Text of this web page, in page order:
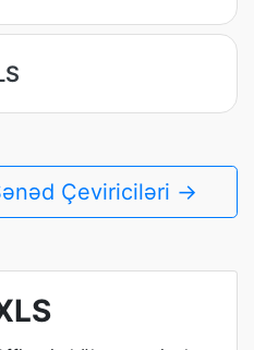
Çeviriciləri →